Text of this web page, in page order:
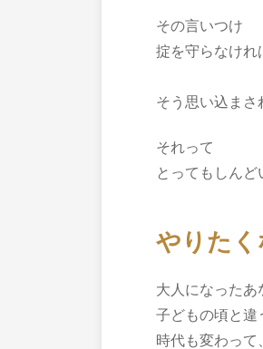
その言いつけ
掟を守らなけれ
そう思い込まさ
それって
とってもしんど
やりた
大人になったあ
子どもの頃と違
時代も変わって